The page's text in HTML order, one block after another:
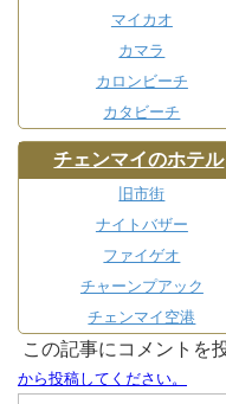
マイカオ
カマラ
カロンビーチ
カタビーチ
チェンマイのホテル
旧市街
ナイトバザー
ファイゲオ
チャーンプアック
チェンマイ空港